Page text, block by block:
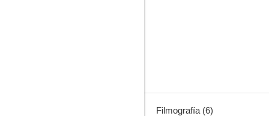
Filmografía (6)